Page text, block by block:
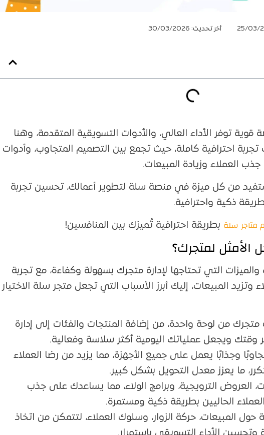
25/03/ أخر تحديث: 30/03/2026
توفر الأداء العالي، والأدوات التسويقية المتقدمة، وهنا
احترافية كاملة، حيث تجمع بين التصميم المتجاوب، وأدوات
العملاء وزيادة المبيعات.
من كل ميزة في منصة سلة لتطوير أعمالك، تحسين تجربة
ذكية واحترافية.
متاجر سلة بطريقة احترافية تُميزك بين المنافسين!
الأمثل لمتجرك؟
التي تحتاجها لإدارة متجرك بسهولة وكفاءة، مع تجربة
المبيعات، إليك أبرز الأسباب التي تجعل متجر سلة الاختيار
من لوحة واحدة، من إضافة المنتجات والفئات إلى إدارة
وقتك ويجعل عملياتك اليومية أكثر سلاسة وفعالية.
وجذابًا يعمل على جميع الأجهزة، مما يزيد من رضا العملاء
ما يعزز معدل التحويل بشكل كبير.
العروض الترويجية، وبرامج الولاء، مما يساعدك على جذب
الحاليين بطريقة ذكية ومستمرة.
المبيعات، حركة الزوار، وسلوك العملاء، لتتمكن من اتخاذ